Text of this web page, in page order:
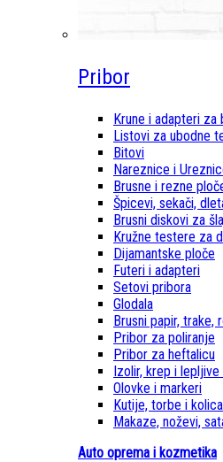
Pribor
Krune i adapteri za
Listovi za ubodne
Bitovi
Nareznice i
Brusne i rezne
Špicevi, sekači,
Brusni diskovi za
Kružne testere za
Dijamantske ploče
Futeri i adapteri
Setovi pribora
Glodala
Brusni papir, trake,
Pribor za poliranje
Pribor za heftalicu
Izolir, krep i lepljive
Olovke i markeri
Kutije, torbe i
Makaze, noževi,
Auto oprema i kozmetika